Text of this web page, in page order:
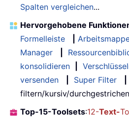
Spalten vergleichen...
Hervorgehobene
Formelleiste
Manager
konsolidieren
versenden
Super Filter
filtern/kursiv/
Top-15-Toolsets:12-Text-